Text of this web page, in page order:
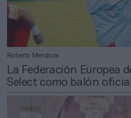
Roberto Mendoza
La Federación Europea
Select como balón